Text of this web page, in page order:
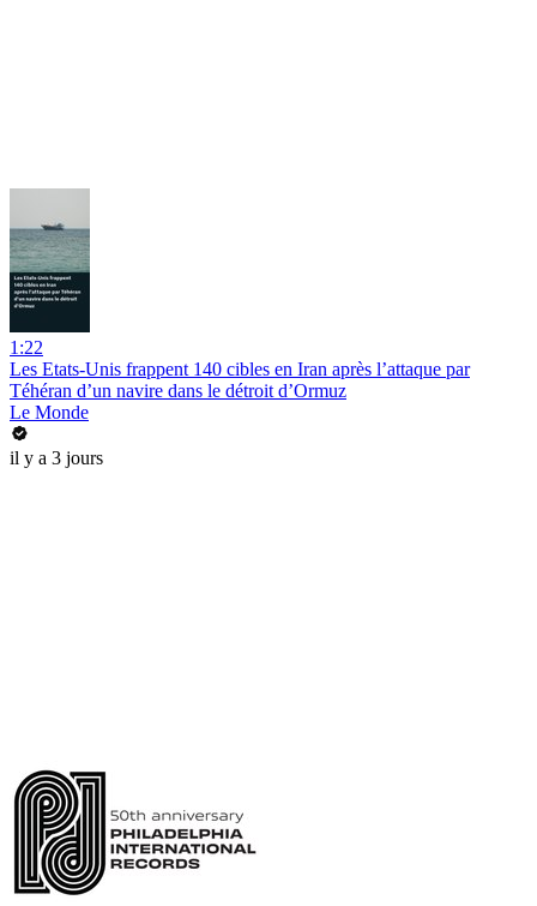
1:22
Les Etats-Unis frappent 140 cibles en Iran après l’attaque par
Téhéran d’un navire dans le détroit d’Ormuz
Le Monde
il y a 3 jours